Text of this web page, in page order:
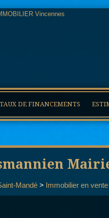
TAUX DE FINANCEMENTS
Mandé > Immobilier en